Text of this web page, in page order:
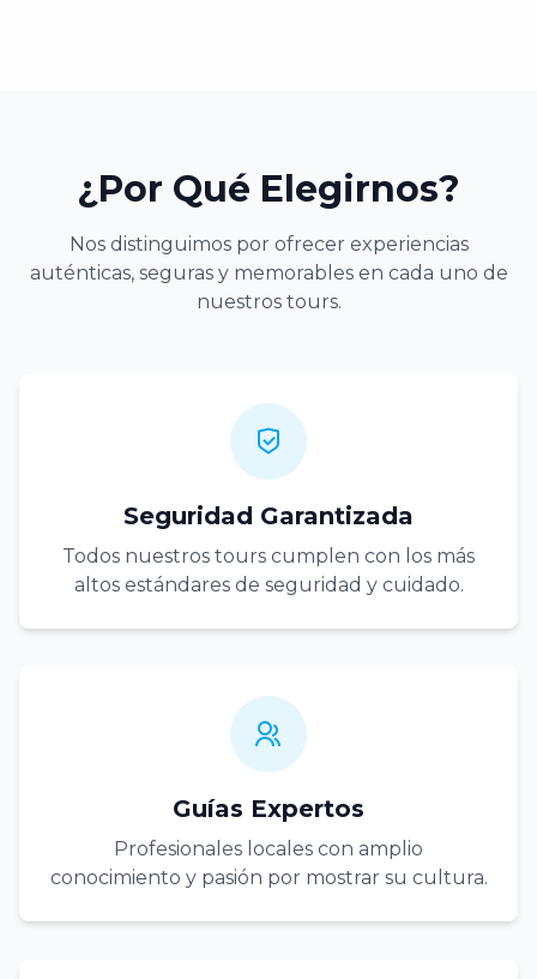
¿Por Qué Elegirnos?
Nos distinguimos por ofrecer experiencias
auténticas, seguras y memorables en cada uno de
nuestros tours.
Seguridad Garantizada
Todos nuestros tours cumplen con los más
altos estándares de seguridad y cuidado.
Guías Expertos
Profesionales locales con amplio
conocimiento y pasión por mostrar su cultura.